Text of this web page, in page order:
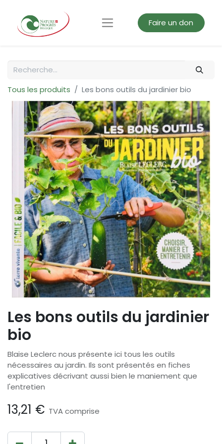
Faire un don
Tous les produits Les bons outils du jardinier bio
Les bons outils du jardinier
bio
Blaise Leclerc nous présente ici tous les outils
nécessaires au jardin. Ils sont présentés en fiches
explicatives décrivant aussi bien le maniement que
l'entretien
13,21 € TVA comprise